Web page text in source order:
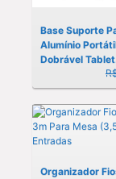
Base Suporte
Alumínio
Dobrável
Organizador